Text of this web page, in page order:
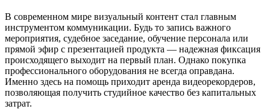
В современном мире визуальный контент стал главным
инструментом коммуникации. Будь то запись важного
мероприятия, судебное заседание, обучение персонала или
прямой эфир с презентацией продукта — надежная фиксация
происходящего выходит на первый план. Однако покупка
профессионального оборудования не всегда оправдана.
Именно здесь на помощь приходит аренда видеорекордеров,
позволяющая получить студийное качество без капитальных
затрат.